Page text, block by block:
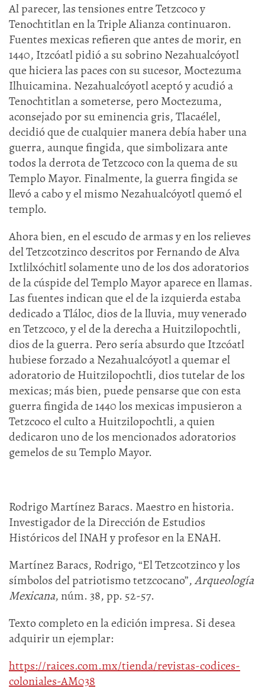
Al parecer, las tensiones entre Tetzcoco y
Tenochtitlan en la Triple Alianza continuaron.
Fuentes mexicas refieren que antes de morir, en
1440, Itzcóatl pidió a su sobrino Nezahualcóyotl
que hiciera las paces con su sucesor, Moctezuma
Ilhuicamina. Nezahualcóyotl aceptó y acudió a
Tenochtitlan a someterse, pero Moctezuma,
aconsejado por su eminencia gris, Tlacaélel,
decidió que de cualquier manera debía haber una
guerra, aunque fingida, que simbolizara ante
todos la derrota de Tetzcoco con la quema de su
Templo Mayor. Finalmente, la guerra fingida se
llevó a cabo y el mismo Nezahualcóyotl quemó el
templo.
Ahora bien, en el escudo de armas y en los relieves
del Tetzcotzinco descritos por Fernando de Alva
Ixtlilxóchitl solamente uno de los dos adoratorios
de la cúspide del Templo Mayor aparece en llamas.
Las fuentes indican que el de la izquierda estaba
dedicado a Tláloc, dios de la lluvia, muy venerado
en Tetzcoco, y el de la derecha a Huitzilopochtli,
dios de la guerra. Pero sería absurdo que Itzcóatl
hubiese forzado a Nezahualcóyotl a quemar el
adoratorio de Huitzilopochtli, dios tutelar de los
mexicas; más bien, puede pensarse que con esta
guerra fingida de 1440 los mexicas impusieron a
Tetzcoco el culto a Huitzilopochtli, a quien
dedicaron uno de los mencionados adoratorios
gemelos de su Templo Mayor.
Rodrigo Martínez Baracs. Maestro en historia.
Investigador de la Dirección de Estudios
Históricos del INAH y profesor en la ENAH.
Martínez Baracs, Rodrigo, “El Tetzcotzinco y los
símbolos del patriotismo tetzcocano”,Arqueología
Mexicana, núm. 38, pp. 52-57.
Texto completo en la edición impresa. Si desea
adquirir un ejemplar:
https://raices.com.mx/tienda/revistas-codices-
coloniales-AM038